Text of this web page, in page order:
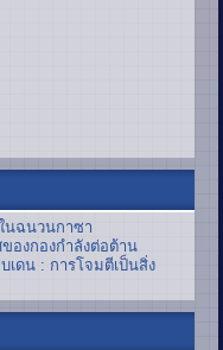
นฉนวนกาซา
องกองกำลังต่อต้าน
เดน : การโจมตีเป็นสิ่ง